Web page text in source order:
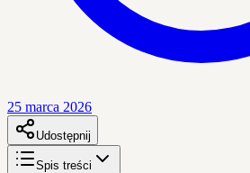
25 marca 2026
Udostępnij
Spis treści